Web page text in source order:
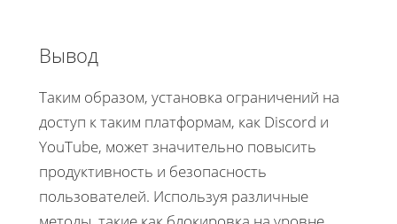
Вывод
Таким образом, установка ограничений на
доступ к таким платформам, как Discord и
YouTube, может значительно повысить
продуктивность и безопасность
пользователей. Используя различные